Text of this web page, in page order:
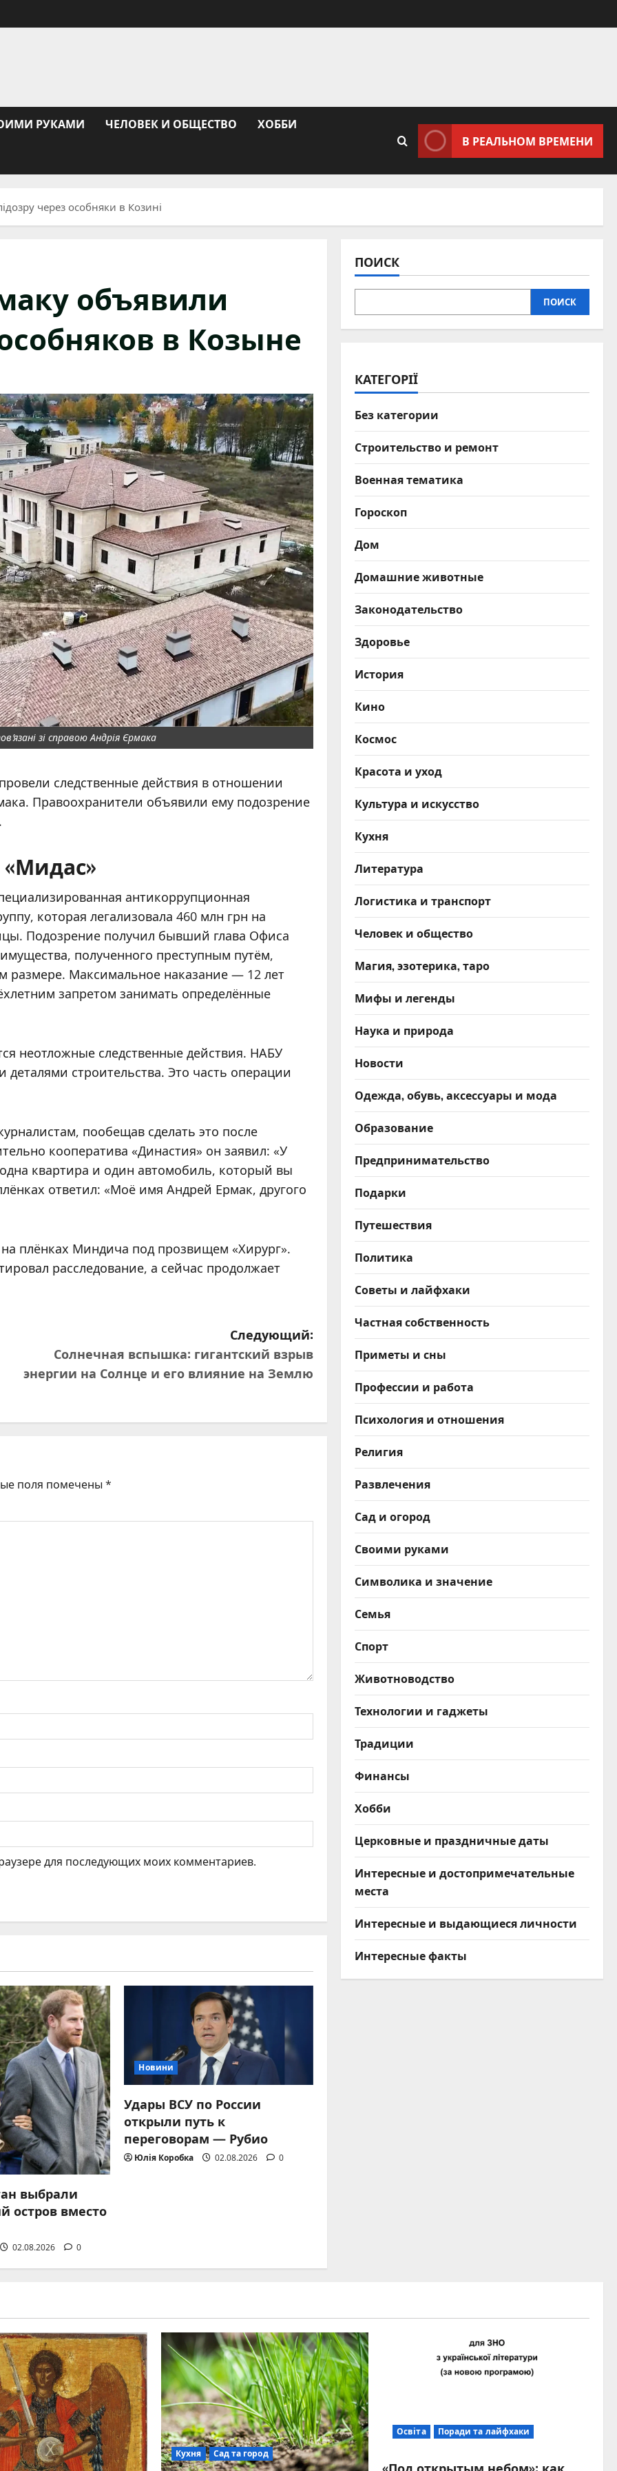
РУКАМИ ЧЕЛОВЕК И ОБЩЕСТВО ХОББИ
В РЕАЛЬНОМ ВРЕМЕНИ
через особняки в Козині
объявили
в Козыне
зі справою Андрія Єрмака
следственные действия в отношении
Правоохранители объявили ему подозрение
антикоррупционная
которая легализовала 460 млн грн на
Подозрение получил бывший глава Офиса
полученного преступным путём,
размере. Максимальное наказание — 12 лет
запретом занимать определённые
неотложные следственные действия. НАБУ
строительства. Это часть операции
пообещав сделать это после
кооператива «Династия» он заявил: «У
квартира и один автомобиль, который вы
ответил: «Моё имя Андрей Ермак, другого
плёнках Миндича под прозвищем «Хирург».
расследование, а сейчас продолжает
Следующий:
Солнечная вспышка: гигантский взрыв
энергии на Солнце и его влияние на Землю
поля помечены *
для последующих моих комментариев.
выбрали
остров вместо
02.08.2026 0
Новини
Удары ВСУ по России
открыли путь к
переговорам — Рубио
Юлія Коробка 02.08.2026 0
ПОИСК
ПОИСК
КАТЕГОРІЇ
Без категории
Строительство и ремонт
Военная тематика
Гороскоп
Дом
Домашние животные
Законодательство
Здоровье
История
Кино
Космос
Красота и уход
Культура и искусство
Кухня
Литература
Логистика и транспорт
Человек и общество
Магия, эзотерика, таро
Мифы и легенды
Наука и природа
Новости
Одежда, обувь, аксессуары и мода
Образование
Предпринимательство
Подарки
Путешествия
Политика
Советы и лайфхаки
Частная собственность
Приметы и сны
Профессии и работа
Психология и отношения
Религия
Развлечения
Сад и огород
Своими руками
Символика и значение
Семья
Спорт
Животноводство
Технологии и гаджеты
Традиции
Финансы
Хобби
Церковные и праздничные даты
Интересные и достопримечательные
места
Интересные и выдающиеся личности
Интересные факты
Кухня Сад та город
Освіта Поради та лайфхаки